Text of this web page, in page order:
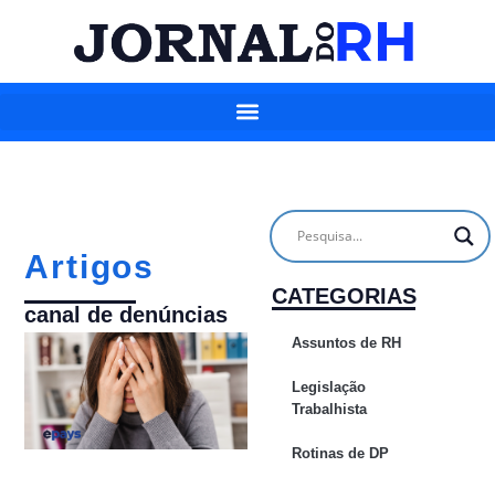
Artigos
canal de denúncias
CATEGORIAS
Assuntos de RH
Legislação
Trabalhista
Rotinas de DP